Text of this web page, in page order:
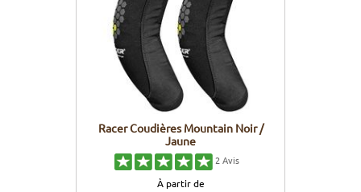
Racer Coudières Mountain Noir /
Jaune
2 Avis
À partir de